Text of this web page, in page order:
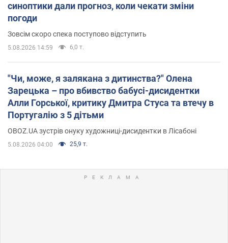
синоптики дали прогноз, коли чекати зміни
погоди
Зовсім скоро спека поступово відступить
5.08.2026 14:59 6,0 т.
"Чи, може, я залякана з дитинства?" Олена
Зарецька – про вбивство бабусі-дисидентки
Алли Горської, критику Дмитра Стуса та втечу в
Португалію з 5 дітьми
OBOZ.UA зустрів онуку художниці-дисидентки в Лісабоні
5.08.2026 04:00 25,9 т.